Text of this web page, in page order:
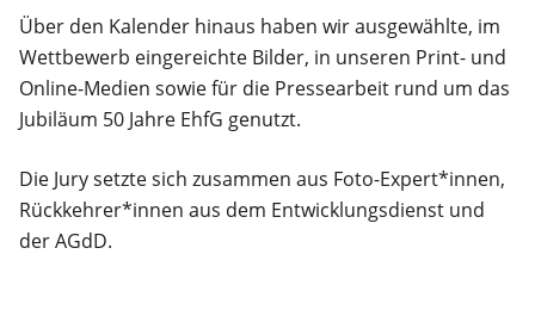
Über den Kalender hinaus haben wir ausgewählte, im
Wettbewerb eingereichte Bilder, in unseren Print- und
Online-Medien sowie für die Pressearbeit rund um das
Jubiläum 50 Jahre EhfG genutzt.
Die Jury setzte sich zusammen aus Foto-Expert*innen,
Rückkehrer*innen aus dem Entwicklungsdienst und
der AGdD.